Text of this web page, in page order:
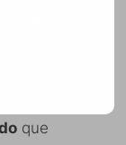
que